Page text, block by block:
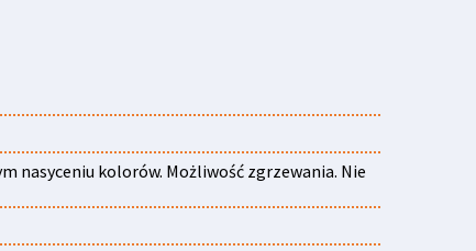
nasyceniu kolorów. Możliwość zgrzewania. Nie